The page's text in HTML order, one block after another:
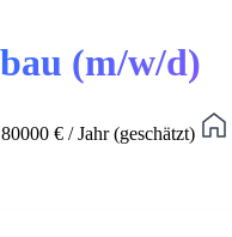
(m/w/d)
€ / Jahr (geschätzt)